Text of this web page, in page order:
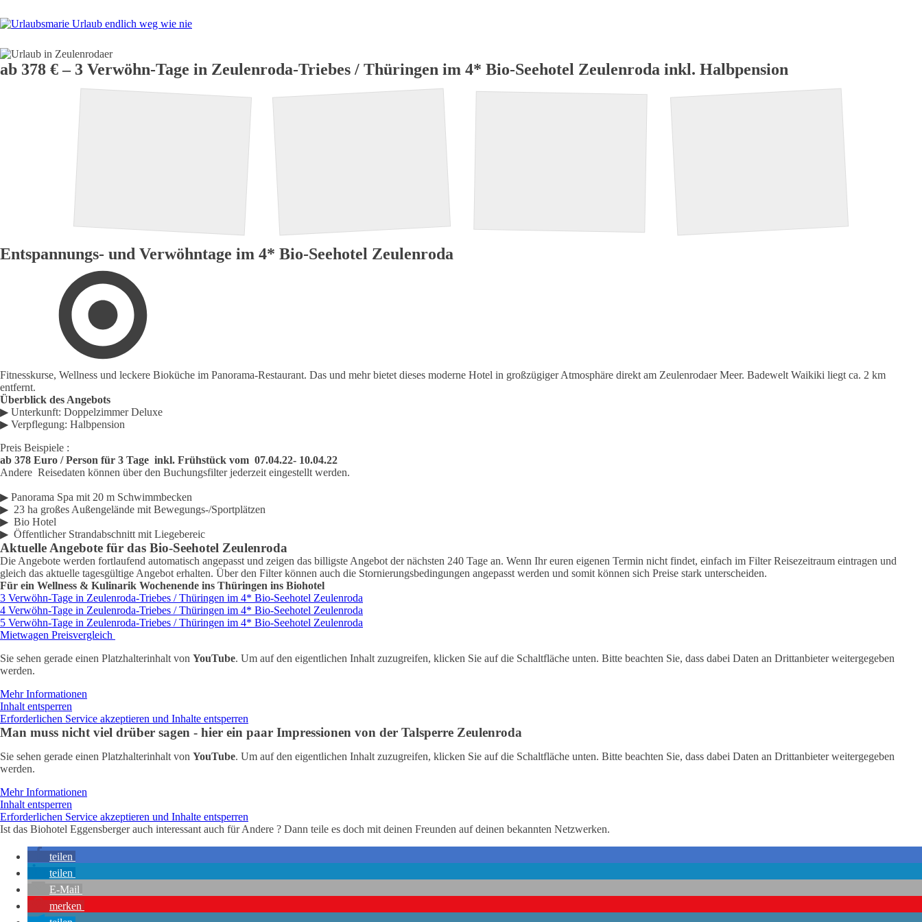
ab 378 € – 3 Verwöhn-Tage in Zeulenroda-Triebes / Thüringen im 4* Bio-Seehotel Zeulenroda inkl. Halbpension
Entspannungs- und Verwöhntage im 4* Bio-Seehotel Zeulenroda
Fitnesskurse, Wellness und leckere Bioküche im Panorama-Restaurant. Das und mehr bietet dieses moderne Hotel in großzügiger Atmosphäre direkt am Zeulenrodaer Meer. Badewelt Waikiki liegt ca. 2 km
entfernt.
Überblick des Angebots
▶ Unterkunft: Doppelzimmer Deluxe
▶ Verpflegung: Halbpension
Preis Beispiele :
ab 378 Euro / Person für 3 Tage inkl. Frühstück vom 07.04.22- 10.04.22
Andere Reisedaten können über den Buchungsfilter jederzeit eingestellt werden.
▶ Panorama Spa mit 20 m Schwimmbecken
▶ 23 ha großes Außengelände mit Bewegungs-/Sportplätzen
▶ Bio Hotel
▶ Öffentlicher Strandabschnitt mit Liegebereic
Aktuelle Angebote für das Bio-Seehotel Zeulenroda
Die Angebote werden fortlaufend automatisch angepasst und zeigen das billigste Angebot der nächsten 240 Tage an. Wenn Ihr euren eigenen Termin nicht findet, einfach im Filter Reisezeitraum eintragen und
gleich das aktuelle tagesgültige Angebot erhalten. Über den Filter können auch die Stornierungsbedingungen angepasst werden und somit können sich Preise stark unterscheiden.
Für ein Wellness & Kulinarik Wochenende ins Thüringen ins Biohotel
3 Verwöhn-Tage in Zeulenroda-Triebes / Thüringen im 4* Bio-Seehotel Zeulenroda
4 Verwöhn-Tage in Zeulenroda-Triebes / Thüringen im 4* Bio-Seehotel Zeulenroda
5 Verwöhn-Tage in Zeulenroda-Triebes / Thüringen im 4* Bio-Seehotel Zeulenroda
Mietwagen Preisvergleich
Sie sehen gerade einen Platzhalterinhalt von YouTube. Um auf den eigentlichen Inhalt zuzugreifen, klicken Sie auf die Schaltfläche unten. Bitte beachten Sie, dass dabei Daten an Drittanbieter weitergegeben
werden.
Mehr Informationen
Inhalt entsperren
Erforderlichen Service akzeptieren und Inhalte entsperren
Man muss nicht viel drüber sagen - hier ein paar Impressionen von der Talsperre Zeulenroda
Sie sehen gerade einen Platzhalterinhalt von YouTube. Um auf den eigentlichen Inhalt zuzugreifen, klicken Sie auf die Schaltfläche unten. Bitte beachten Sie, dass dabei Daten an Drittanbieter weitergegeben
werden.
Mehr Informationen
Inhalt entsperren
Erforderlichen Service akzeptieren und Inhalte entsperren
Ist das Biohotel Eggensberger auch interessant auch für Andere ? Dann teile es doch mit deinen Freunden auf deinen bekannten Netzwerken.
teilen
teilen
E-Mail
merken